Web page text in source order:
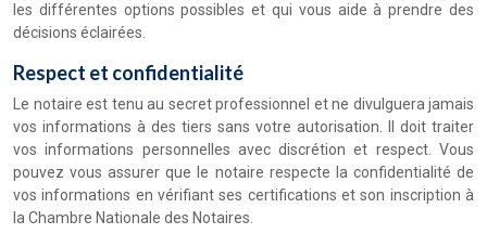
les différentes options possibles et qui vous aide à prendre des
décisions éclairées.
Respect et confidentialité
Le notaire est tenu au secret professionnel et ne divulguera jamais
vos informations à des tiers sans votre autorisation. Il doit traiter
vos informations personnelles avec discrétion et respect. Vous
pouvez vous assurer que le notaire respecte la confidentialité de
vos informations en vérifiant ses certifications et son inscription à
la Chambre Nationale des Notaires.